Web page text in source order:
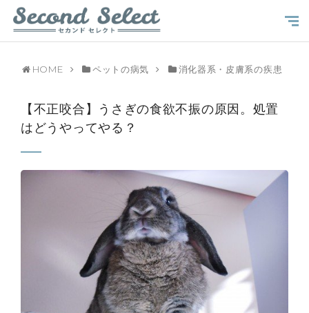
HOME ペットの病気 消化器系・皮膚系の疾患
【不正咬合】うさぎの食欲不振の原因。処置
はどうやってやる？